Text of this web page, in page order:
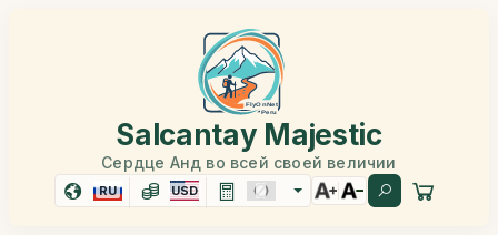
Salcantay Majestic
Сердце Анд во всей своей величии
RU USD